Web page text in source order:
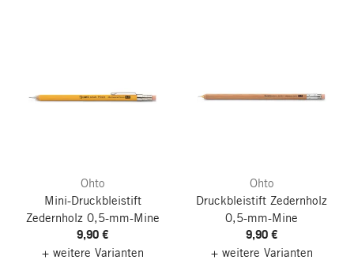
Ohto
Mini-Druckbleistift
Zedernholz 0,5-mm-Mine
9,90 €
+ weitere Varianten
Ohto
Druckbleistift Zedernholz
0,5-mm-Mine
9,90 €
+ weitere Varianten